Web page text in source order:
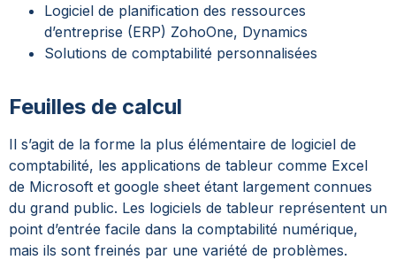
Logiciel de planification des ressources
d’entreprise (ERP) ZohoOne, Dynamics
Solutions de comptabilité personnalisées
Feuilles de calcul
Il s’agit de la forme la plus élémentaire de logiciel de
comptabilité, les applications de tableur comme Excel
de Microsoft et google sheet étant largement connues
du grand public. Les logiciels de tableur représentent un
point d’entrée facile dans la comptabilité numérique,
mais ils sont freinés par une variété de problèmes.